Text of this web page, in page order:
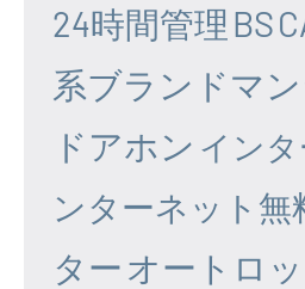
24時間管理 BS
系ブランドマ
ドアホン イン
ンターネット無
ター オートロ